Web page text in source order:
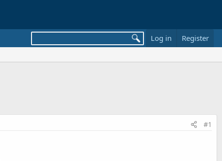
Log in Register
#1